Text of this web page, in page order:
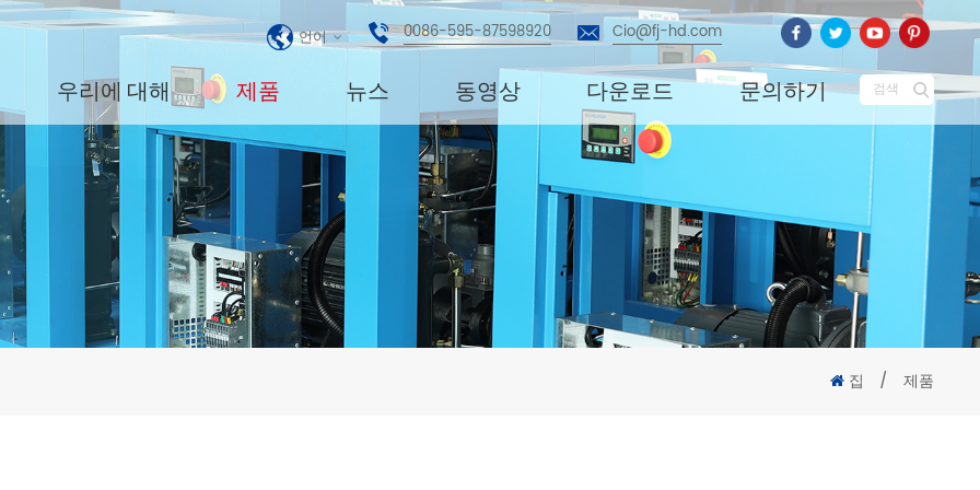
언어 0086-595-87598920 Cio@fj-hd.com
우리에 대해 제품 뉴스 동영상 다운로드 문의하기 검색
집 / 제품